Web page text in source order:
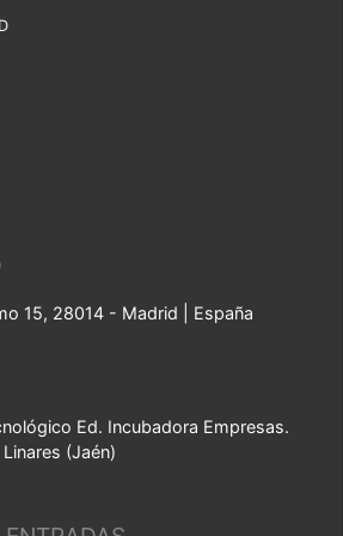
15, 28014 - Madrid | España
Ed. Incubadora Empresas.
(Jaén)